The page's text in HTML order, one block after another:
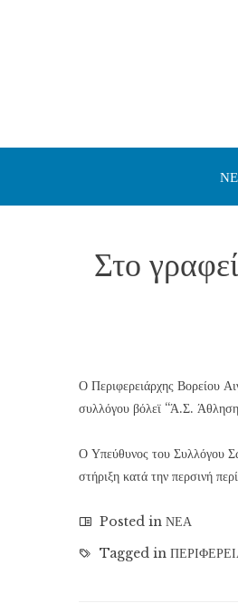
Στο
Ο Περιφερειάρχης Βορείου
συλλόγου βόλεϊ “Ά.Σ.
Ο Υπεύθυνος του Συλλόγου
στήριξη κατά την περσινή
Posted in ΝΕΑ
Tagged in